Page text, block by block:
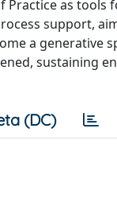
as
support,
a generative
sustaining
(DC)